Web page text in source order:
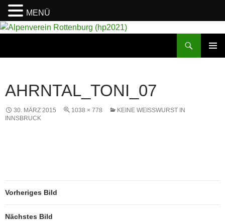
AHRNTAL_TONI_07
30. MÄRZ 2015 1038 × 778
KEINE WEISSWURST IN I
NNSBRUCK
Vorheriges Bild
Nächstes Bild
MENÜ